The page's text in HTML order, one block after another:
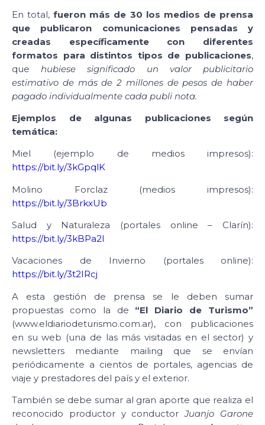
En total,fueron más de 30 los medios de prensa
que publicaron comunicaciones pensadas y
creadas específicamente con diferentes
formatos para distintos tipos de publicaciones,
que hubiese significado un valor publicitario
estimativo de más de 2 millones de pesos de haber
pagado individualmente cada publi nota.
Ejemplos de algunas publicaciones según
temática:
Miel (ejemplo de medios impresos):
https://bit.ly/3kGpqlK
Molino Forclaz (medios impresos):
https://bit.ly/3BrkxUb
Salud y Naturaleza (portales online – Clarín):
https://bit.ly/3kBPa2I
Vacaciones de Invierno (portales online):
https://bit.ly/3t2IRcj
A esta gestión de prensa se le deben sumar
propuestas como la de “El Diario de Turismo”
(www.eldiariodeturismo.com.ar), con publicaciones
en su web (una de las más visitadas en el sector) y
newsletters mediante mailing que se envían
periódicamente a cientos de portales, agencias de
viaje y prestadores del país y el exterior.
También se debe sumar al gran aporte que realiza el
reconocido productor y conductorJuanjo Garone